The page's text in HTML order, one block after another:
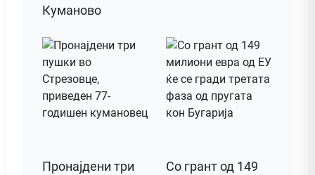
Куманово
Пронајдени три
Со грант од 149